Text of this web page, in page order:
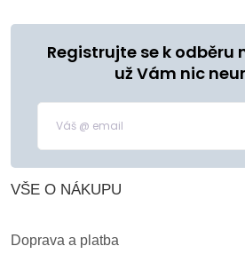
Registrujte se k odběru
už Vám nic
VŠE O NÁKUPU
Doprava a platba